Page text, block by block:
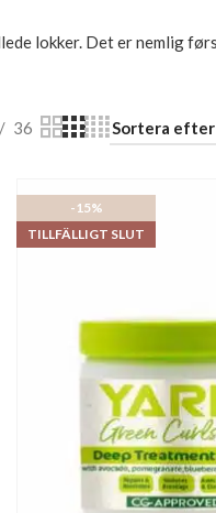
lokker. Det er nemlig
36
-15%
TILLFÄLLIGT SLUT